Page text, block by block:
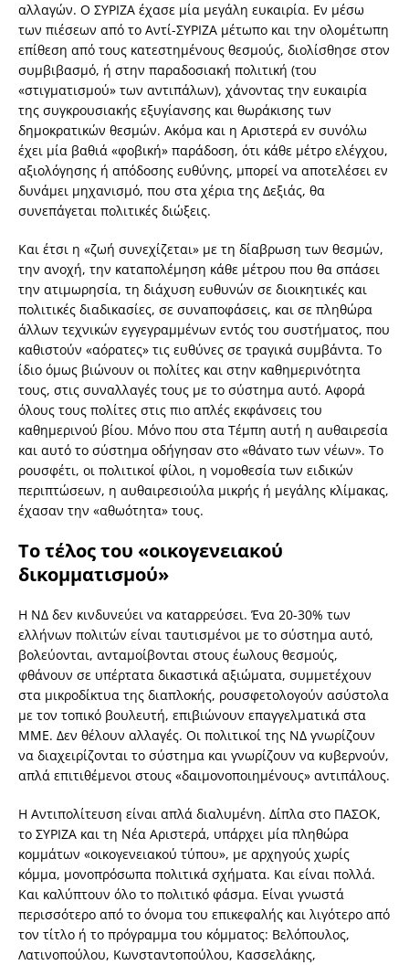
αλλαγών. Ο ΣΥΡΙΖΑ έχασε μία μεγάλη ευκαιρία. Εν μέσω
των πιέσεων από το Αντί-ΣΥΡΙΖΑ μέτωπο και την ολομέτωπη
επίθεση από τους κατεστημένους θεσμούς, διολίσθησε στον
συμβιβασμό, ή στην παραδοσιακή πολιτική (του
«στιγματισμού» των αντιπάλων), χάνοντας την ευκαιρία
της συγκρουσιακής εξυγίανσης και θωράκισης των
δημοκρατικών θεσμών. Ακόμα και η Αριστερά εν συνόλω
έχει μία βαθιά «φοβική» παράδοση, ότι κάθε μέτρο ελέγχου,
αξιολόγησης ή απόδοσης ευθύνης, μπορεί να αποτελέσει εν
δυνάμει μηχανισμό, που στα χέρια της Δεξιάς, θα
συνεπάγεται πολιτικές διώξεις.
Και έτσι η «ζωή συνεχίζεται» με τη δίαβρωση των θεσμών,
την ανοχή, την καταπολέμηση κάθε μέτρου που θα σπάσει
την ατιμωρησία, τη διάχυση ευθυνών σε διοικητικές και
πολιτικές διαδικασίες, σε συναποφάσεις, και σε πληθώρα
άλλων τεχνικών εγγεγραμμένων εντός του συστήματος, που
καθιστούν «αόρατες» τις ευθύνες σε τραγικά συμβάντα. Το
ίδιο όμως βιώνουν οι πολίτες και στην καθημερινότητα
τους, στις συναλλαγές τους με το σύστημα αυτό. Αφορά
όλους τους πολίτες στις πιο απλές εκφάνσεις του
καθημερινού βίου. Μόνο που στα Τέμπη αυτή η αυθαιρεσία
και αυτό το σύστημα οδήγησαν στο «θάνατο των νέων». Το
ρουσφέτι, οι πολιτικοί φίλοι, η νομοθεσία των ειδικών
περιπτώσεων, η αυθαιρεσιούλα μικρής ή μεγάλης κλίμακας,
έχασαν την «αθωότητα» τους.
Το τέλος του «οικογενειακού
δικομματισμού»
Η ΝΔ δεν κινδυνεύει να καταρρεύσει. Ένα 20-30% των
ελλήνων πολιτών είναι ταυτισμένοι με το σύστημα αυτό,
βολεύονται, ανταμοίβονται στους έωλους θεσμούς,
φθάνουν σε υπέρτατα δικαστικά αξιώματα, συμμετέχουν
στα μικροδίκτυα της διαπλοκής, ρουσφετολογούν ασύστολα
με τον τοπικό βουλευτή, επιβιώνουν επαγγελματικά στα
ΜΜΕ. Δεν θέλουν αλλαγές. Οι πολιτικοί της ΝΔ γνωρίζουν
να διαχειρίζονται το σύστημα και γνωρίζουν να κυβερνούν,
απλά επιτιθέμενοι στους «δαιμονοποιημένους» αντιπάλους.
Η Αντιπολίτευση είναι απλά διαλυμένη. Δίπλα στο ΠΑΣΟΚ,
το ΣΥΡΙΖΑ και τη Νέα Αριστερά, υπάρχει μία πληθώρα
κομμάτων «οικογενειακού τύπου», με αρχηγούς χωρίς
κόμμα, μονοπρόσωπα πολιτικά σχήματα. Και είναι πολλά.
Και καλύπτουν όλο το πολιτικό φάσμα. Είναι γνωστά
περισσότερο από το όνομα του επικεφαλής και λιγότερο από
τον τίτλο ή το πρόγραμμα του κόμματος: Βελόπουλος,
Λατινοπούλου, Κωνσταντοπούλου, Κασσελάκης,